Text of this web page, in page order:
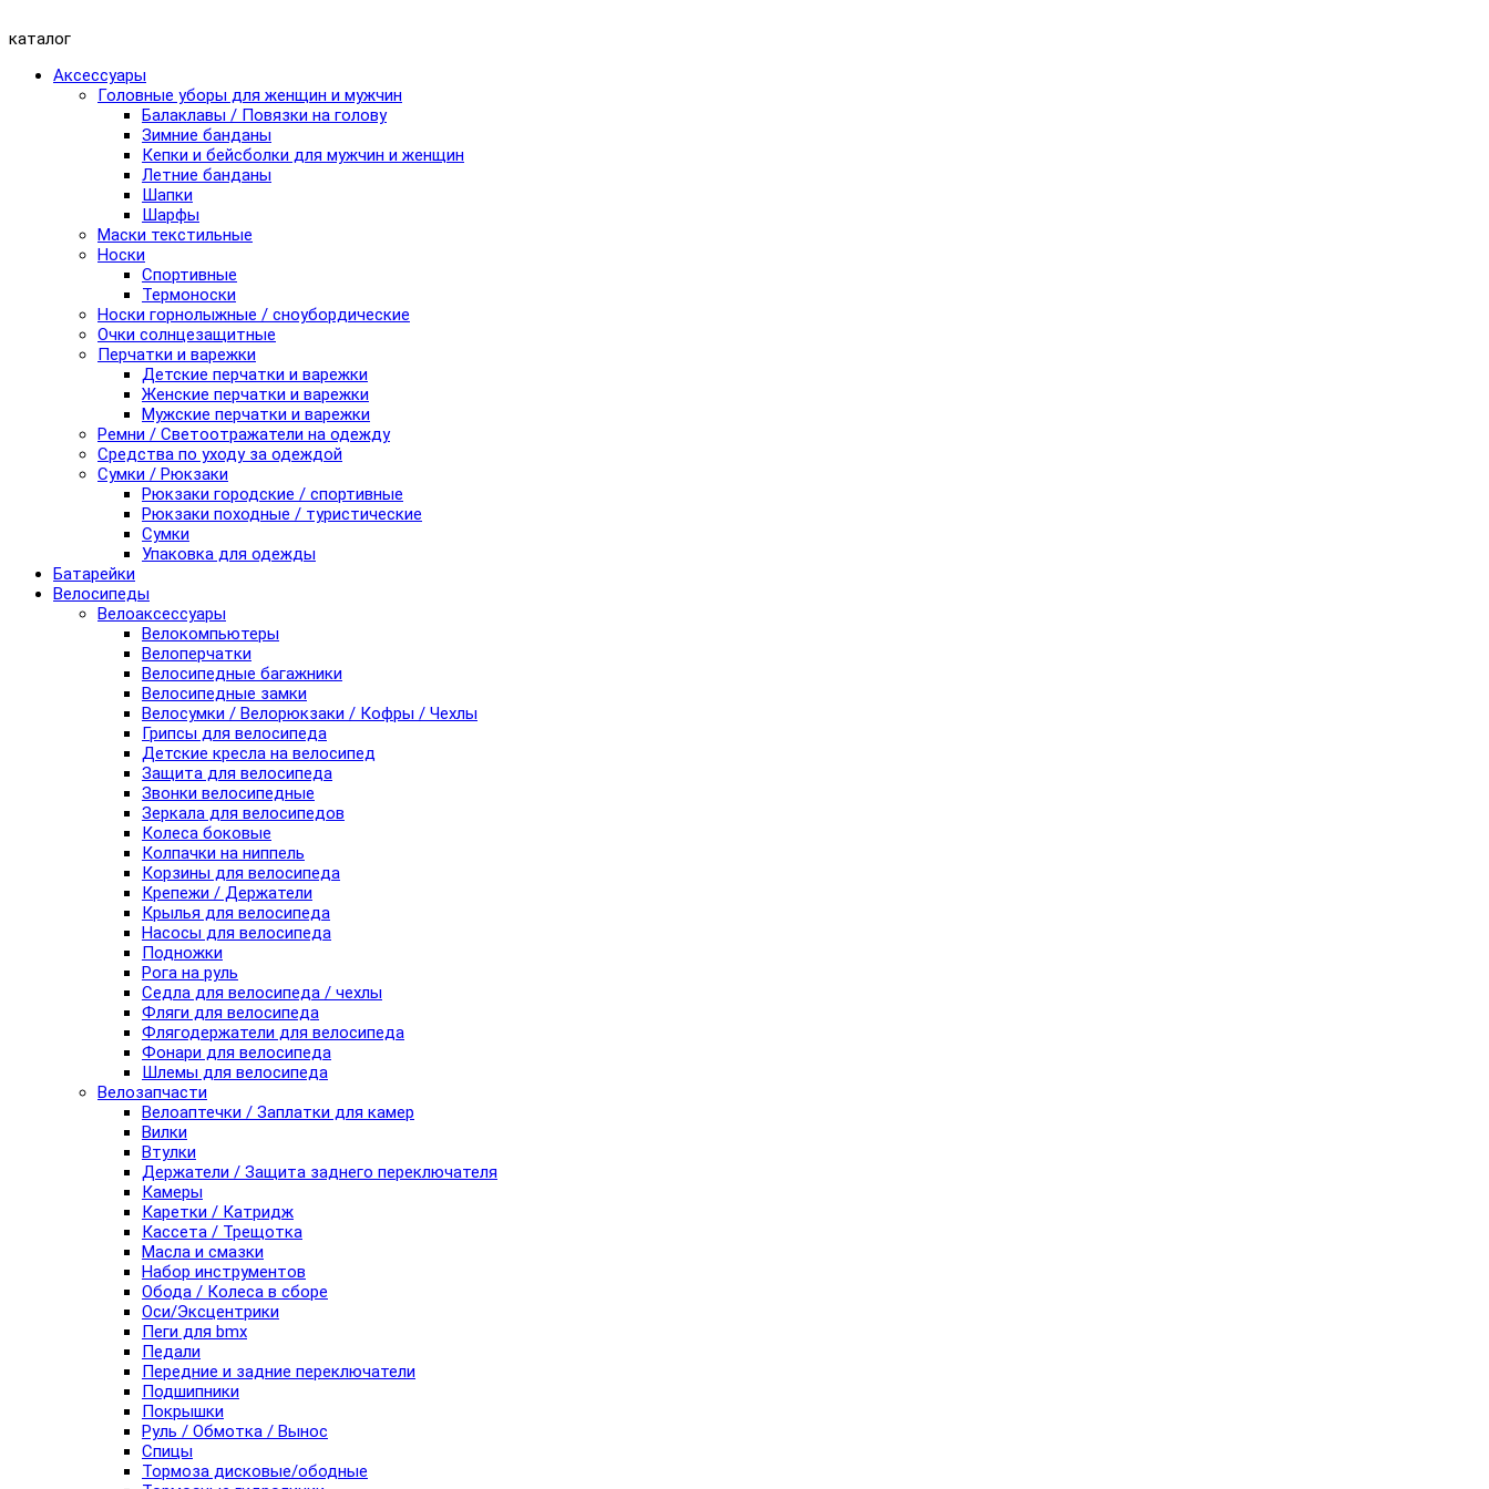
каталог
Аксессуары
Головные уборы для женщин и мужчин
Балаклавы / Повязки на голову
Зимние банданы
Кепки и бейсболки для мужчин и женщин
Летние банданы
Шапки
Шарфы
Маски текстильные
Носки
Спортивные
Термоноски
Носки горнолыжные / сноубордические
Очки солнцезащитные
Перчатки и варежки
Детские перчатки и варежки
Женские перчатки и варежки
Мужские перчатки и варежки
Ремни / Светоотражатели на одежду
Средства по уходу за одеждой
Сумки / Рюкзаки
Рюкзаки городские / спортивные
Рюкзаки походные / туристические
Сумки
Упаковка для одежды
Батарейки
Велосипеды
Велоаксессуары
Велокомпьютеры
Велоперчатки
Велосипедные багажники
Велосипедные замки
Велосумки / Велорюкзаки / Кофры / Чехлы
Грипсы для велосипеда
Детские кресла на велосипед
Защита для велосипеда
Звонки велосипедные
Зеркала для велосипедов
Колеса боковые
Колпачки на ниппель
Корзины для велосипеда
Крепежи / Держатели
Крылья для велосипеда
Насосы для велосипеда
Подножки
Рога на руль
Седла для велосипеда / чехлы
Фляги для велосипеда
Флягодержатели для велосипеда
Фонари для велосипеда
Шлемы для велосипеда
Велозапчасти
Велоаптечки / Заплатки для камер
Вилки
Втулки
Держатели / Защита заднего переключателя
Камеры
Каретки / Катридж
Кассета / Трещотка
Масла и смазки
Набор инструментов
Обода / Колеса в сборе
Оси/Эксцентрики
Пеги для bmx
Педали
Передние и задние переключатели
Подшипники
Покрышки
Руль / Обмотка / Вынос
Спицы
Тормоза дисковые/ободные